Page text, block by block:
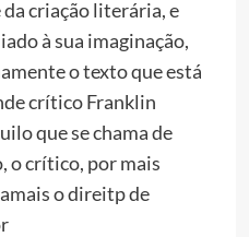
criação literária, e
à sua imaginação,
o texto que está
crítico Franklin
que se chama de
o crítico, por mais
o direitp de